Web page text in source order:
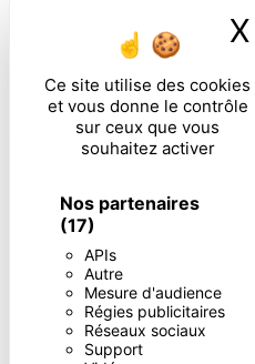
Ce site utilise des cookies
et vous donne le contrôle
sur ceux que vous
souhaitez activer
Nos partenaires
(17)
APIs
Autre
Mesure d'audience
Régies publicitaires
Réseaux sociaux
Support
X
En cochant cette case,
particulières ci-dessous
** Les données personnelles
de vous contacter et sont
sont destinées à et ses sous-
votre message. Les données
seuls destinataires suivants: . Vous
rectification, d’effacement, de
retrait de votre consentement à
réclamation auprès d’une autorité
sort de vos données post-mortem.
voie postale à l'adresse ou par
justificatif d'identité pourra vous